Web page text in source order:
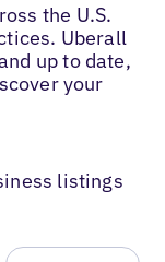
the U.S.
Uberall
up to date,
your
listings